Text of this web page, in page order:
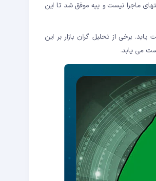
داد. جالب است بدانید این انتهای ماجرا نیست و پپه موفق شد تا این
برخی از تحلیل گران بازار بر این
می یابد.